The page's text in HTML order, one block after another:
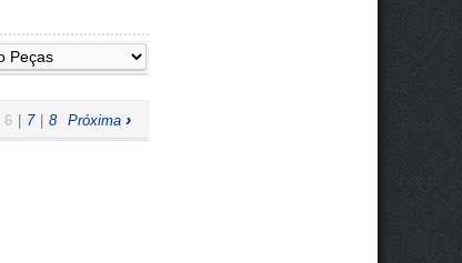
6 7 8 Próxima ›